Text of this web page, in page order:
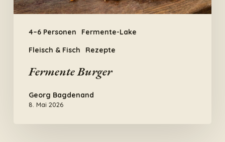
4–6 Personen
Fermente-Lake
Fleisch & Fisch
Rezepte
Fermente Burger
Georg Bagdenand
8. Mai 2026